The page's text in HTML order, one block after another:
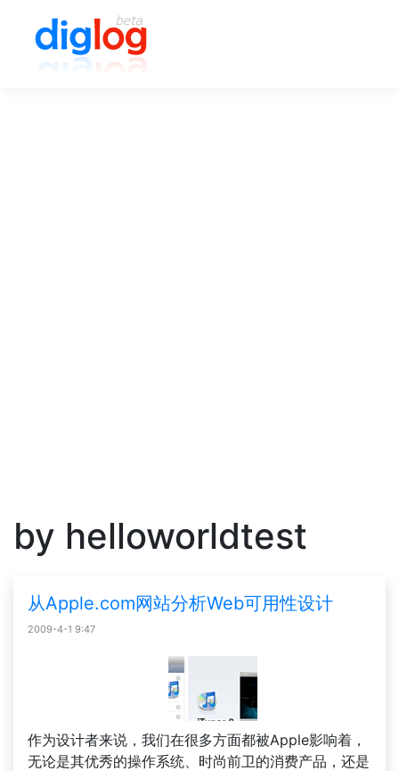
by helloworldtest
从Apple.com网站分析Web可用性设计
2009-4-1 9:47
作为设计者来说，我们在很多方面都被Apple影响着，
无论是其优秀的操作系统、时尚前卫的消费产品，还是